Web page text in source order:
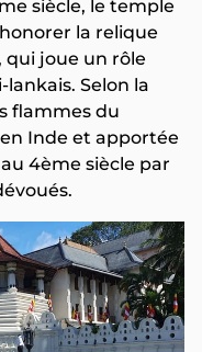
siècle, le temple
la relique
qui joue un rôle
Selon la
flammes du
Inde et apportée
4ème siècle par